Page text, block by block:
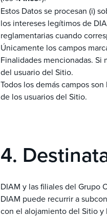
Estos Datos se procesan (i)
los intereses legítimos de
reglamentarias cuando
Únicamente los campos
Finalidades mencionadas. Si
del usuario del Sitio.
Todos los demás campos
de los usuarios del Sitio.
4.
DIAM y las filiales del Grupo
DIAM puede recurrir a
con el alojamiento del Sitio y